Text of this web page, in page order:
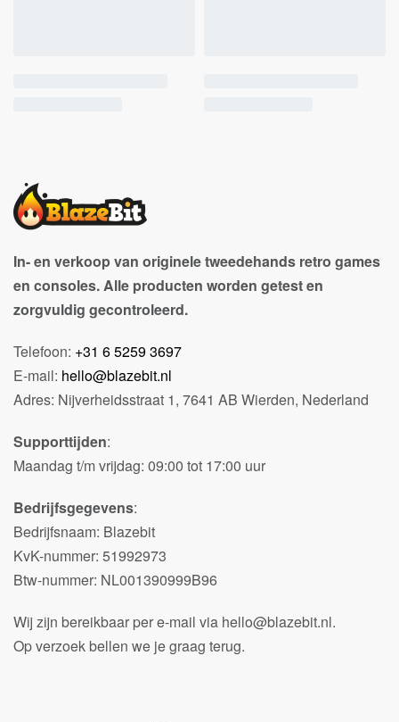
In- en verkoop van originele tweedehands retro games
en consoles. Alle producten worden getest en
zorgvuldig gecontroleerd.
Telefoon: +31 6 5259 3697
E-mail: hello@blazebit.nl
Adres: Nijverheidsstraat 1, 7641 AB Wierden, Nederland
Supporttijden:
Maandag t/m vrijdag: 09:00 tot 17:00 uur
Bedrijfsgegevens:
Bedrijfsnaam: Blazebit
KvK-nummer: 51992973
Btw-nummer: NL001390999B96
Wij zijn bereikbaar per e-mail via hello@blazebit.nl.
Op verzoek bellen we je graag terug.